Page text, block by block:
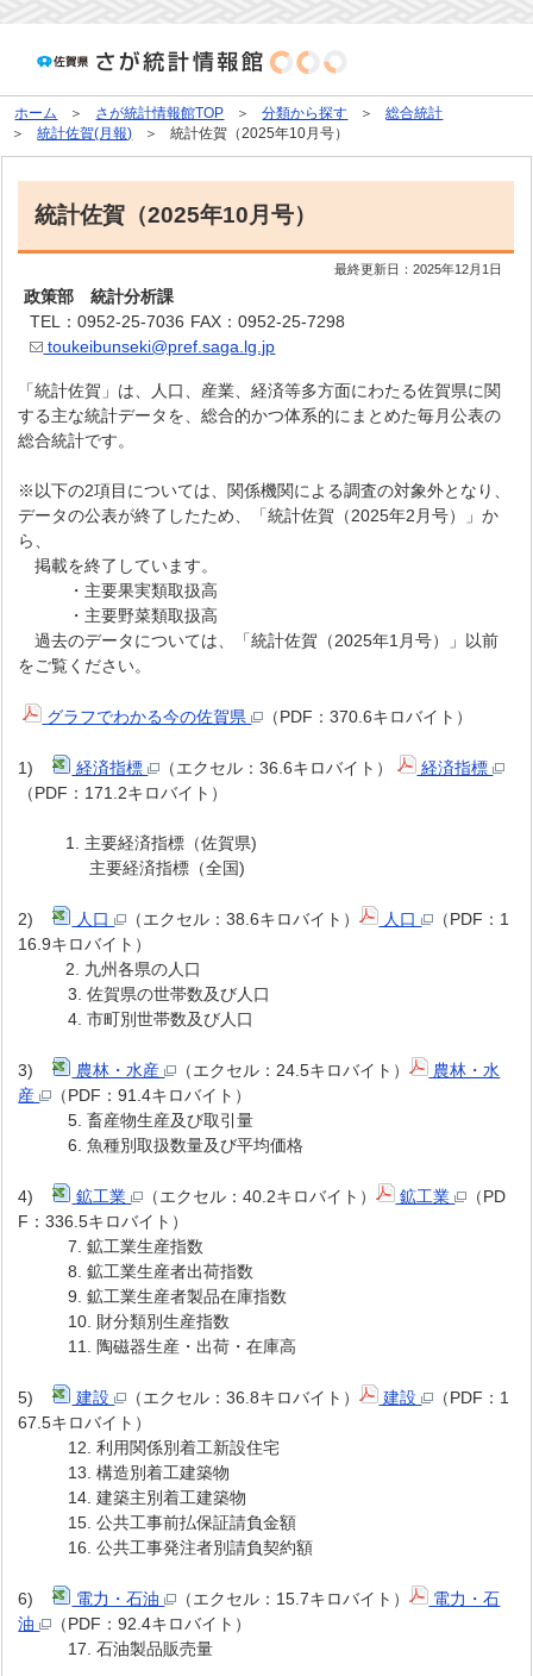
ホーム さが統計情報館TOP 分類から探す
総合統計
統計佐賀(月報)
統計佐賀（2025年10月号）
統計佐賀（2025年10月号）
最終更新日：2025年12月1日
政策部 統計分析課
TEL：0952-25-7036 FAX：0952-25-7298
toukeibunseki@pref.saga.lg.jp
「統計佐賀」は、人口、産業、経済等多方面にわたる佐賀県に関
する主な統計データを、総合的かつ体系的にまとめた毎月公表の
総合統計です。
※以下の2項目については、関係機関による調査の対象外となり、
データの公表が終了したため、「統計佐賀（2025年2月号）」か
ら、
掲載を終了しています。
・主要果実類取扱高
・主要野菜類取扱高
過去のデータについては、「統計佐賀（2025年1月号）」以前
をご覧ください。
グラフでわかる今の佐賀県 （PDF：370.6キロバイト）
1) 経済指標 （エクセル：36.6キロバイト）
経済指標
（PDF：171.2キロバイト）
1. 主要経済指標（佐賀県)
主要経済指標（全国)
2) 人口 （エクセル：38.6キロバイト） 人口
（PDF：1
16.9キロバイト）
2. 九州各県の人口
3. 佐賀県の世帯数及び人口
4. 市町別世帯数及び人口
3) 農林・水産 （エクセル：24.5キロバイト）
農林・水
産
（PDF：91.4キロバイト）
5. 畜産物生産及び取引量
6. 魚種別取扱数量及び平均価格
4) 鉱工業 （エクセル：40.2キロバイト） 鉱工業
（PD
F：336.5キロバイト）
7. 鉱工業生産指数
8. 鉱工業生産者出荷指数
9. 鉱工業生産者製品在庫指数
10. 財分類別生産指数
11. 陶磁器生産・出荷・在庫高
5) 建設 （エクセル：36.8キロバイト） 建設
（PDF：1
67.5キロバイト）
12. 利用関係別着工新設住宅
13. 構造別着工建築物
14. 建築主別着工建築物
15. 公共工事前払保証請負金額
16. 公共工事発注者別請負契約額
6) 電力・石油 （エクセル：15.7キロバイト）
電力・石
油
（PDF：92.4キロバイト）
17. 石油製品販売量